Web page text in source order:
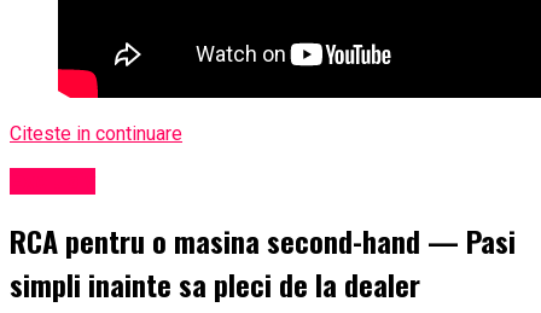
Citeste in continuare
RCA pentru o masina second-hand — Pasi
simpli inainte sa pleci de la dealer